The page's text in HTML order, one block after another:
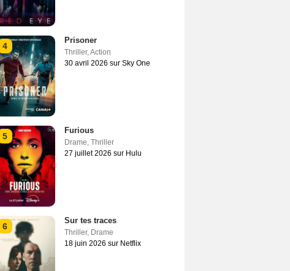
4
Prisoner
Thriller,Action
30 avril 2026 sur Sky One
5
Furious
Drame, Thriller
27 juillet 2026 sur Hulu
6
Sur tes traces
Thriller, Drame
18 juin 2026 sur Netflix